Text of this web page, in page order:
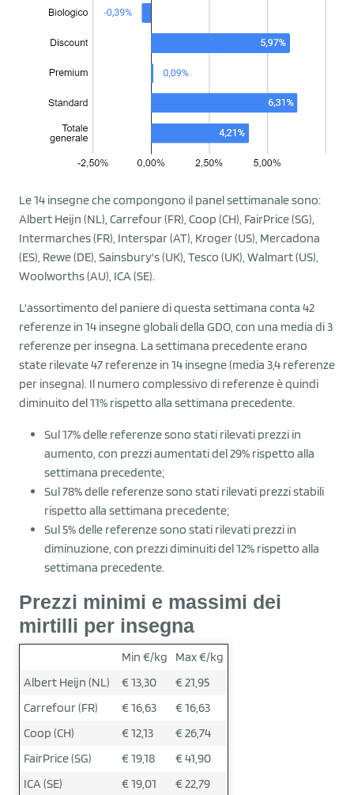
Le 14 insegne che compongono il panel settimanale sono:
Albert Heijn (NL), Carrefour (FR), Coop (CH), FairPrice (SG),
Intermarches (FR), Interspar (AT), Kroger (US), Mercadona
(ES), Rewe (DE), Sainsbury's (UK), Tesco (UK), Walmart (US),
Woolworths (AU), ICA (SE).
L'assortimento del paniere di questa settimana conta 42
referenze in 14 insegne globali della GDO, con una media di 3
referenze per insegna. La settimana precedente erano
state rilevate 47 referenze in 14 insegne (media 3,4 referenze
per insegna). Il numero complessivo di referenze è quindi
diminuito del 11% rispetto alla settimana precedente.
Sul 17% delle referenze sono stati rilevati prezzi in
aumento, con prezzi aumentati del 29% rispetto alla
settimana precedente;
Sul 78% delle referenze sono stati rilevati prezzi stabili
rispetto alla settimana precedente;
Sul 5% delle referenze sono stati rilevati prezzi in
diminuzione, con prezzi diminuiti del 12% rispetto alla
settimana precedente.
Prezzi minimi e massimi dei
mirtilli per insegna
Min €/kg
Max €/kg
Albert Heijn (NL)
€ 13,30
€ 21,95
Carrefour (FR)
€ 16,63
€ 16,63
Coop (CH)
€ 12,13
€ 26,74
FairPrice (SG)
€ 19,18
€ 41,90
ICA (SE)
€ 19,01 € 22,79